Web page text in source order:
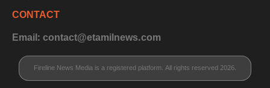
CONTACT
Email: contact@etamilnews.com
Fireline News Media is a registered platform. All rights reserved 2026.